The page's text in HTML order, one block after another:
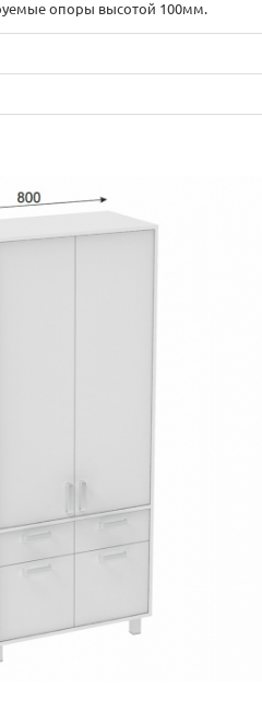
опоры высотой 100мм.